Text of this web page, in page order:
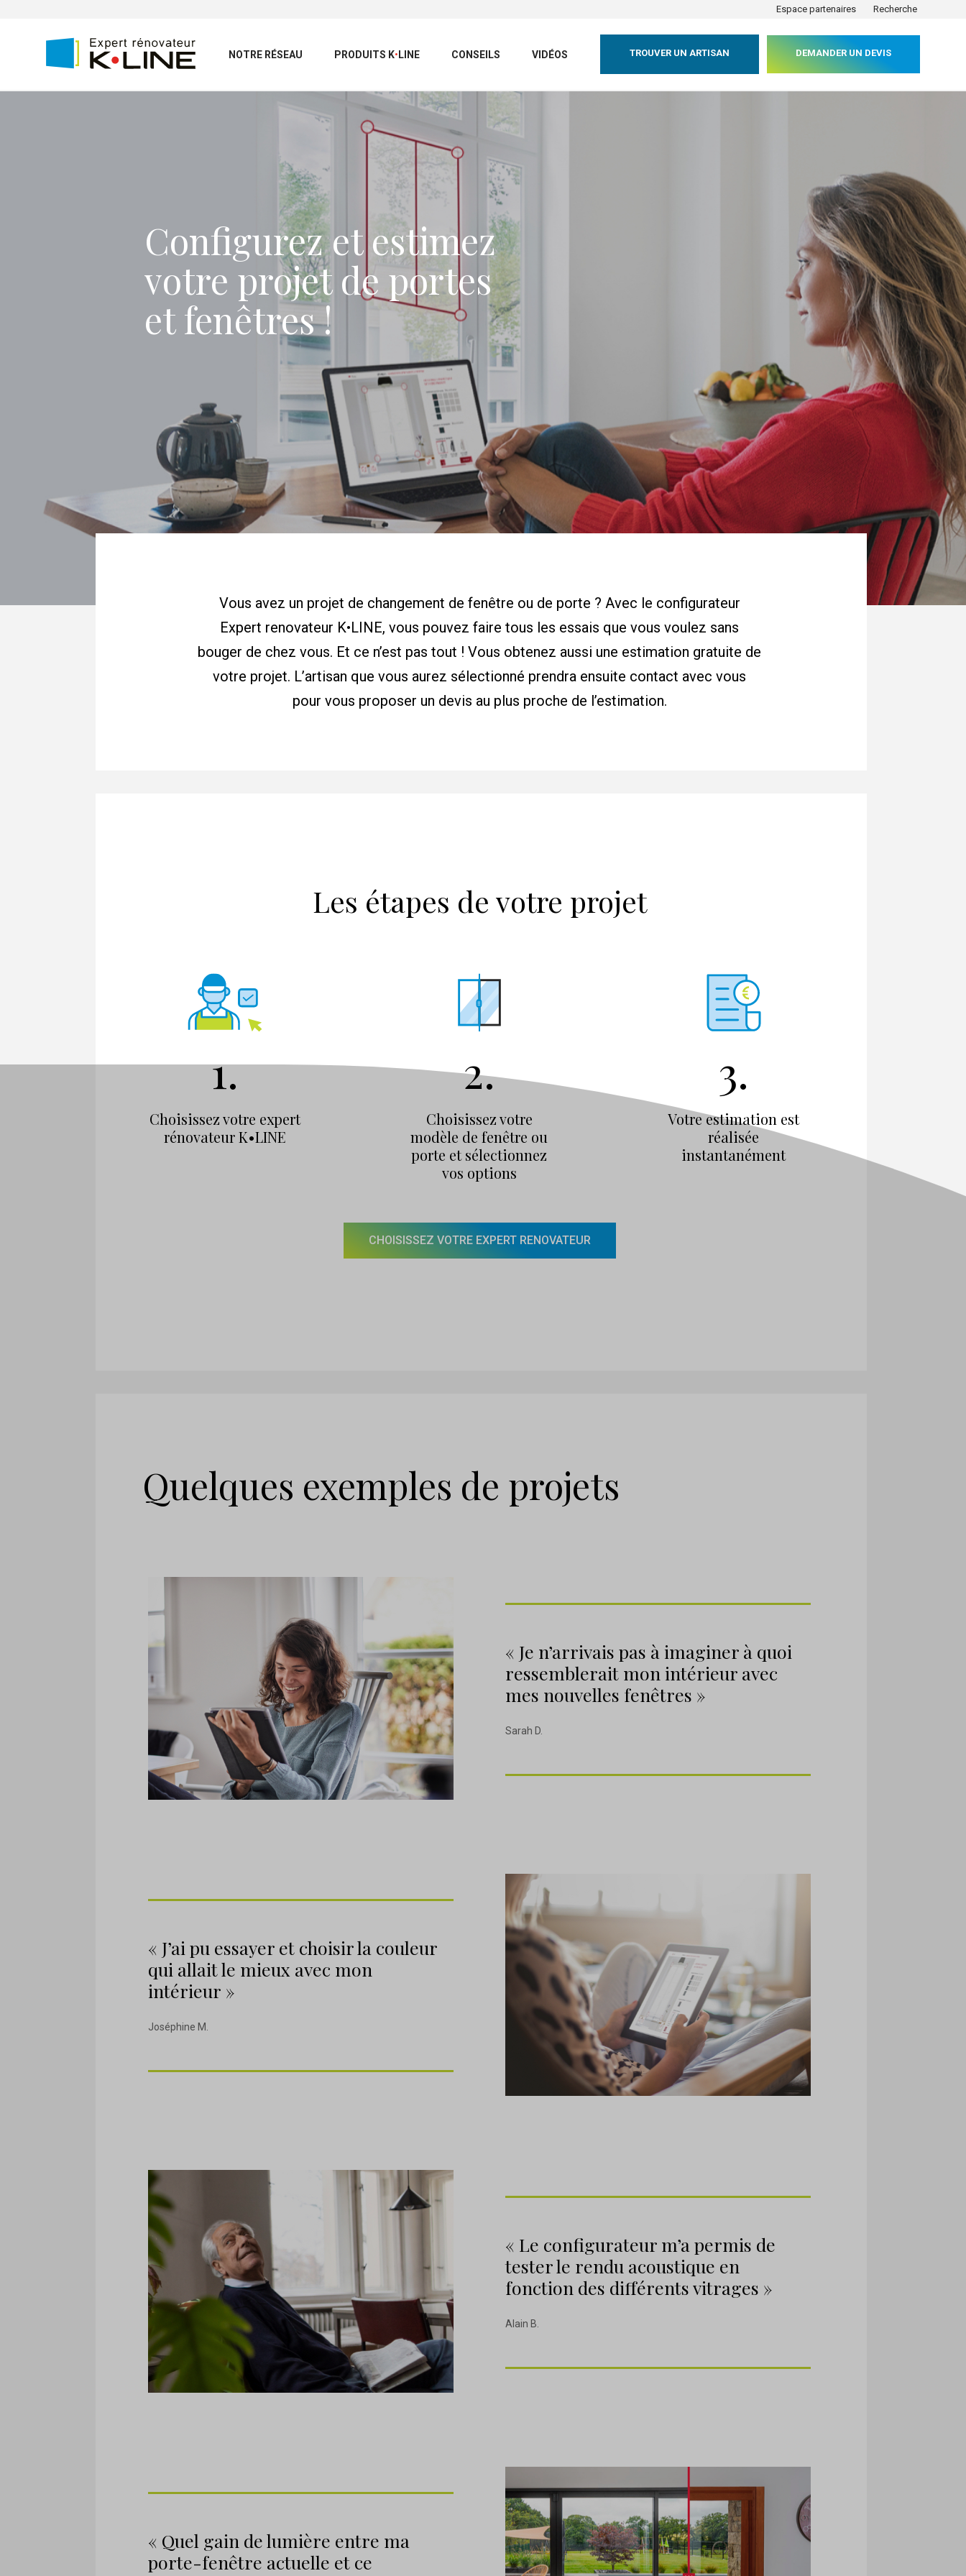
Espace partenaires Recherche
NOTRE RÉSEAU PRODUITS K•LINE CONSEILS VIDÉOS TROUVER UN ARTISAN DEMANDER UN DEVIS
Configurez et estimez
votre projet de portes
et fenêtres !
Vous avez un projet de changement de fenêtre ou de porte ? Avec le configurateur
Expert renovateur K•LINE, vous pouvez faire tous les essais que vous voulez sans
bouger de chez vous. Et ce n’est pas tout ! Vous obtenez aussi une estimation gratuite de
votre projet. L’artisan que vous aurez sélectionné prendra ensuite contact avec vous
pour vous proposer un devis au plus proche de l’estimation.
Les étapes de votre projet
1.
Choisissez votre expert
rénovateur K•LINE
2.
Choisissez votre
modèle de fenêtre ou
porte et sélectionnez
vos options
3.
Votre estimation est
réalisée
instantanément
CHOISISSEZ VOTRE EXPERT RENOVATEUR
Quelques exemples de projets
« Je n’arrivais pas à imaginer à quoi
ressemblerait mon intérieur avec
mes nouvelles fenêtres »
Sarah D.
« J’ai pu essayer et choisir la couleur
qui allait le mieux avec mon
intérieur »
Joséphine M.
« Le configurateur m’a permis de
tester le rendu acoustique en
fonction des différents vitrages »
Alain B.
« Quel gain de lumière entre ma
porte-fenêtre actuelle et ce